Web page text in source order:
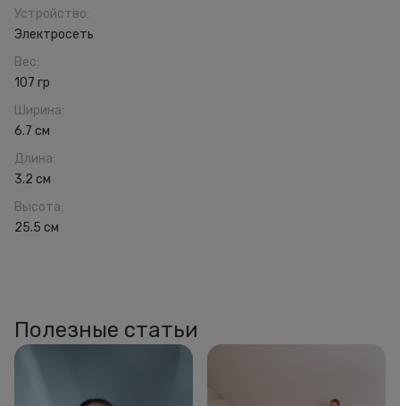
Устройство:
Электросеть
Вес:
107 гр
Ширина:
6.7 см
Длина:
3.2 см
Высота:
25.5 см
Полезные статьи